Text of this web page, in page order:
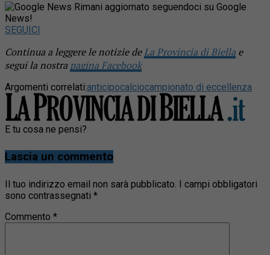
Rimani aggiornato seguendoci su Google
News!
SEGUICI
Continua a leggere le notizie deLa Provincia di Biella e
segui la nostra pagina Facebook
Argomenti correlati:anticipocalciocampionato di eccellenza
E tu cosa ne pensi?
Lascia un commento
Il tuo indirizzo email non sarà pubblicato. I campi obbligatori
sono contrassegnati *
Commento *